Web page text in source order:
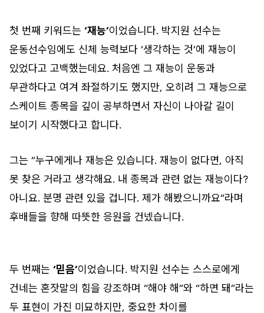
첫 번째 키워드는 ‘재능’이었습니다. 박지원 선수는
운동선수임에도 신체 능력보다 ‘생각하는 것’에 재능이
있었다고 고백했는데요. 처음엔 그 재능이 운동과
무관하다고 여겨 좌절하기도 했지만, 오히려 그 재능으로
스케이트 종목을 깊이 공부하면서 자신이 나아갈 길이
보이기 시작했다고 합니다.
그는 “누구에게나 재능은 있습니다. 재능이 없다면, 아직
못 찾은 거라고 생각해요. 내 종목과 관련 없는 재능이다?
아니요. 분명 관련 있을 겁니다. 제가 해봤으니까요”라며
후배들을 향해 따뜻한 응원을 건넸습니다.
두 번째는 ‘믿음’이었습니다. 박지원 선수는 스스로에게
건네는 혼잣말의 힘을 강조하며 “해야 해”와 “하면 돼”라는
두 표현이 가진 미묘하지만, 중요한 차이를